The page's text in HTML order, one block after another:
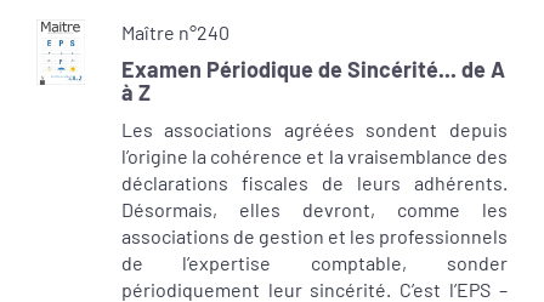
Maître n°240
Examen Périodique de Sincérité... de A
à Z
Les associations agréées sondent depuis
l’origine la cohérence et la vraisemblance des
déclarations fiscales de leurs adhérents.
Désormais, elles devront, comme les
associations de gestion et les professionnels
de l’expertise comptable, sonder
périodiquement leur sincérité. C’est l’EPS –